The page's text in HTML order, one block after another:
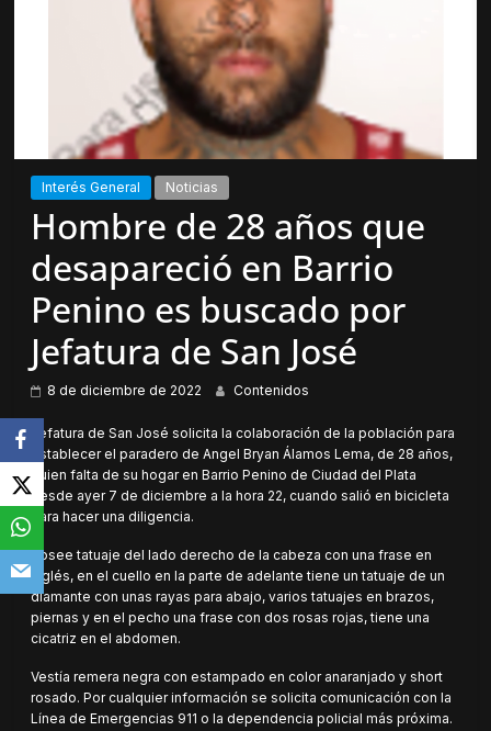
Interés General Noticias
Hombre de 28 años que
desapareció en Barrio
Penino es buscado por
Jefatura de San José
8 de diciembre de 2022 Contenidos
Jefatura de San José solicita la colaboración de la población para
establecer el paradero de Angel Bryan Álamos Lema, de 28 años,
quien falta de su hogar en Barrio Penino de Ciudad del Plata
desde ayer 7 de diciembre a la hora 22, cuando salió en bicicleta
para hacer una diligencia.
Posee tatuaje del lado derecho de la cabeza con una frase en
inglés, en el cuello en la parte de adelante tiene un tatuaje de un
diamante con unas rayas para abajo, varios tatuajes en brazos,
piernas y en el pecho una frase con dos rosas rojas, tiene una
cicatriz en el abdomen.
Vestía remera negra con estampado en color anaranjado y short
rosado. Por cualquier información se solicita comunicación con la
Línea de Emergencias 911 o la dependencia policial más próxima.